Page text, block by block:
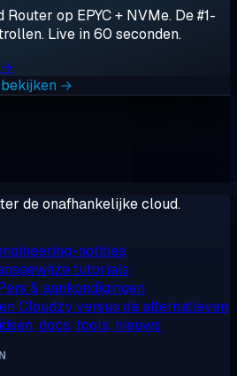
op EPYC + NVMe. De #1-
Live in 60 seconden.
→
→
de onafhankelijke cloud.
notities
tutorials
& aankondigingen
Cloudzy versus de alternatieven
docs, tools, nieuws